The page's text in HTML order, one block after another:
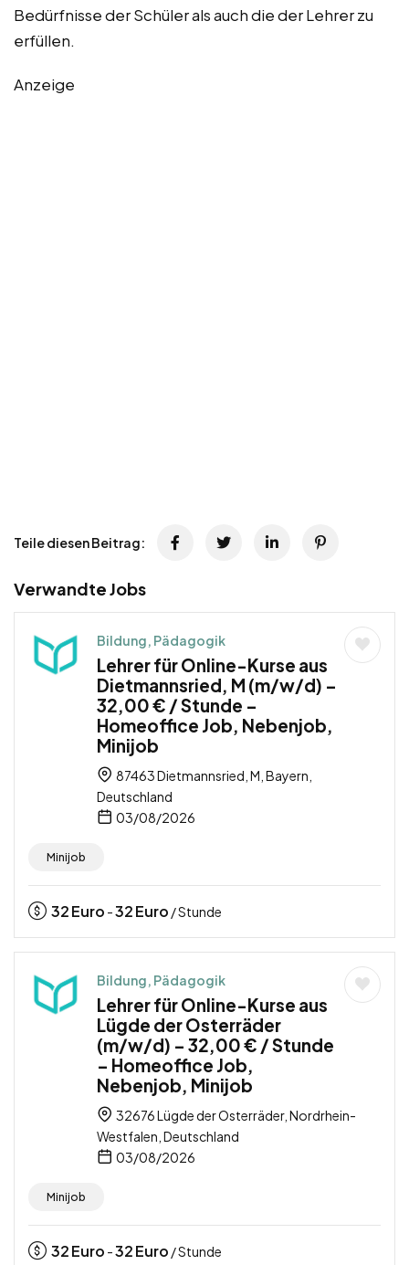
Bedürfnisse der Schüler als auch die der Lehrer zu
erfüllen.
Anzeige
Teile diesen Beitrag:
Verwandte Jobs
Bildung, Pädagogik
Lehrer für Online-Kurse aus
Dietmannsried, M (m/w/d) –
32,00 € / Stunde –
Homeoffice Job, Nebenjob,
Minijob
87463 Dietmannsried, M, Bayern,
Deutschland
03/08/2026
Minijob
32Euro -32Euro / Stunde
Bildung, Pädagogik
Lehrer für Online-Kurse aus
Lügde der Osterräder
(m/w/d) – 32,00 € / Stunde
– Homeoffice Job,
Nebenjob, Minijob
32676 Lügde der Osterräder, Nordrhein-
Westfalen, Deutschland
03/08/2026
Minijob
32Euro -32Euro / Stunde